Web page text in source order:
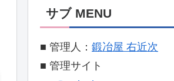
サブ MENU
■ 管理人： 鍛冶屋 右近次
■ 管理サイト